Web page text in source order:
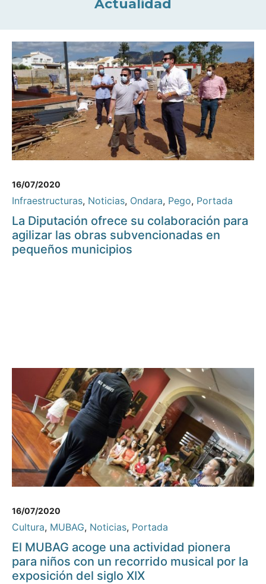
Actualidad
16/07/2020
Infraestructuras, Noticias, Ondara, Pego, Portada
La Diputación ofrece su colaboración para
agilizar las obras subvencionadas en
pequeños municipios
16/07/2020
Cultura, MUBAG, Noticias, Portada
El MUBAG acoge una actividad pionera
para niños con un recorrido musical por la
exposición del siglo XIX